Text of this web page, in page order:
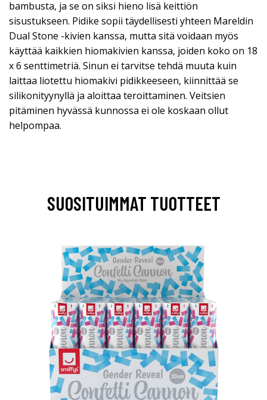
bambusta, ja se on siksi hieno lisä keittiön
sisustukseen. Pidike sopii täydellisesti yhteen Mareldin
Dual Stone -kivien kanssa, mutta sitä voidaan myös
käyttää kaikkien hiomakivien kanssa, joiden koko on 18
x 6 senttimetriä. Sinun ei tarvitse tehdä muuta kuin
laittaa liotettu hiomakivi pidikkeeseen, kiinnittää se
silikonityynyllä ja aloittaa teroittaminen. Veitsien
pitäminen hyvässä kunnossa ei ole koskaan ollut
helpompaa.
SUOSITUIMMAT TUOTTEET